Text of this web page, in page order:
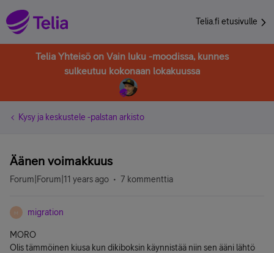
Telia.fi etusivulle
Telia Yhteisö on Vain luku -moodissa, kunnes
sulkeutuu kokonaan lokakuussa
Kysy ja keskustele -palstan arkisto
Äänen voimakkuus
Forum|Forum|11 years ago 7 kommenttia
M migration
MORO
Olis tämmöinen kiusa kun dikiboksin käynnistää niin sen ääni lähtö